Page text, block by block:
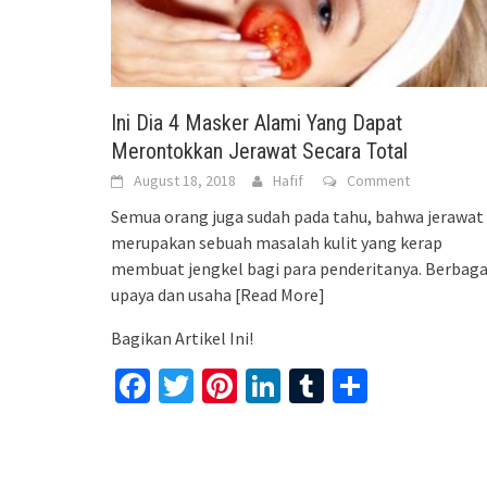
Ini Dia 4 Masker Alami Yang Dapat
Merontokkan Jerawat Secara Total
August 18, 2018 Hafif Comment
Semua orang juga sudah pada tahu, bahwa jerawat
merupakan sebuah masalah kulit yang kerap
membuat jengkel bagi para penderitanya.
upaya dan usaha [Read More]
Bagikan Artikel Ini!
Facebook
TwitterPinterest
LinkedIn
Tumblr